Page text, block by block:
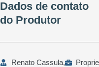
Dados de contato
do Produtor
Renato Cassula,